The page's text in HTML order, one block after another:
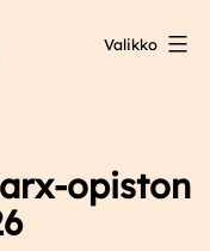
Valikko
opiston